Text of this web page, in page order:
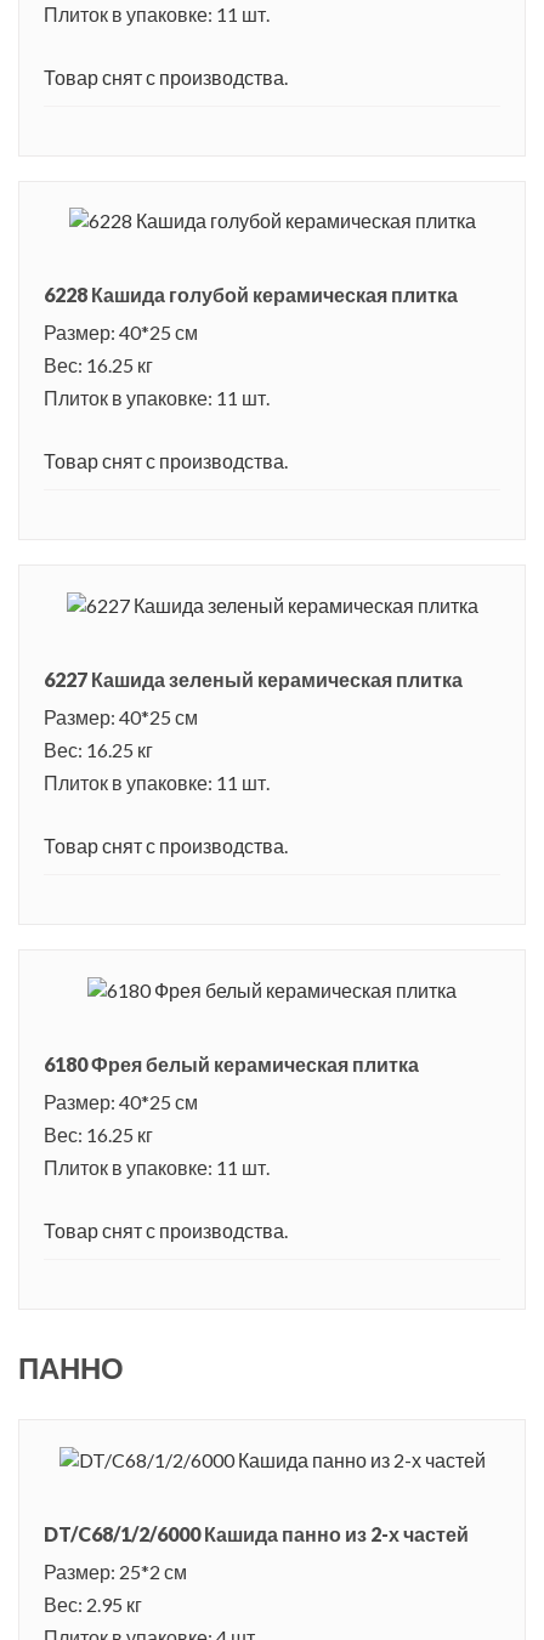
Плиток в упаковке: 11 шт.
Товар снят с производства.
6228 Кашида голубой керамическая плитка
Размер: 40*25 см
Вес: 16.25 кг
Плиток в упаковке: 11 шт.
Товар снят с производства.
6227 Кашида зеленый керамическая плитка
Размер: 40*25 см
Вес: 16.25 кг
Плиток в упаковке: 11 шт.
Товар снят с производства.
6180 Фрея белый керамическая плитка
Размер: 40*25 см
Вес: 16.25 кг
Плиток в упаковке: 11 шт.
Товар снят с производства.
ПАННО
DT/C68/1/2/6000 Кашида панно из 2-х частей
Размер: 25*2 см
Вес: 2.95 кг